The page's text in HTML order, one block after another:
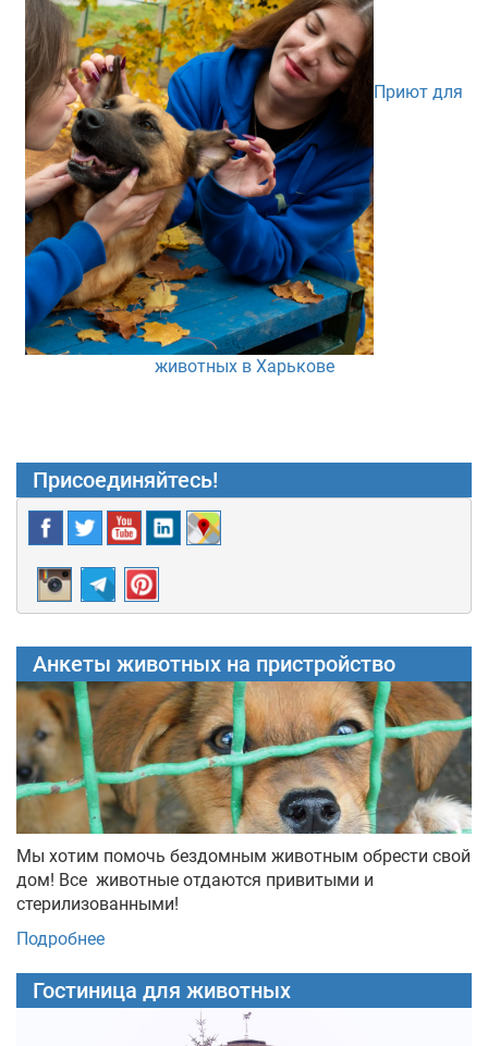
Приют для
животных в Харькове
Присоединяйтесь!
Анкеты животных на пристройство
Мы хотим помочь бездомным животным обрести свой
дом! Все животные отдаются привитыми и
стерилизованными!
Подробнее
Гостиница для животных